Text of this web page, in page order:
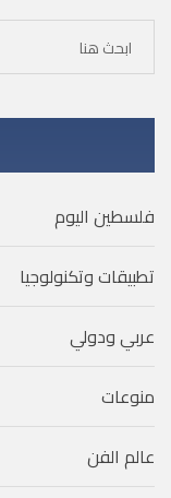
فلسطين اليوم
تطبيقات وتكنولوجيا
عربي ودولي
منوعات
عالم الفن